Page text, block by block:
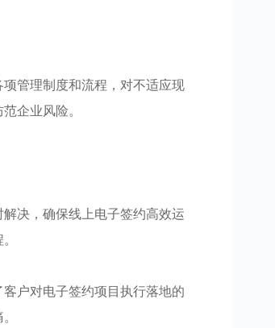
管理制度和流程，对不适应现
企业风险。
决，确保线上电子签约高效运
户对电子签约项目执行落地的